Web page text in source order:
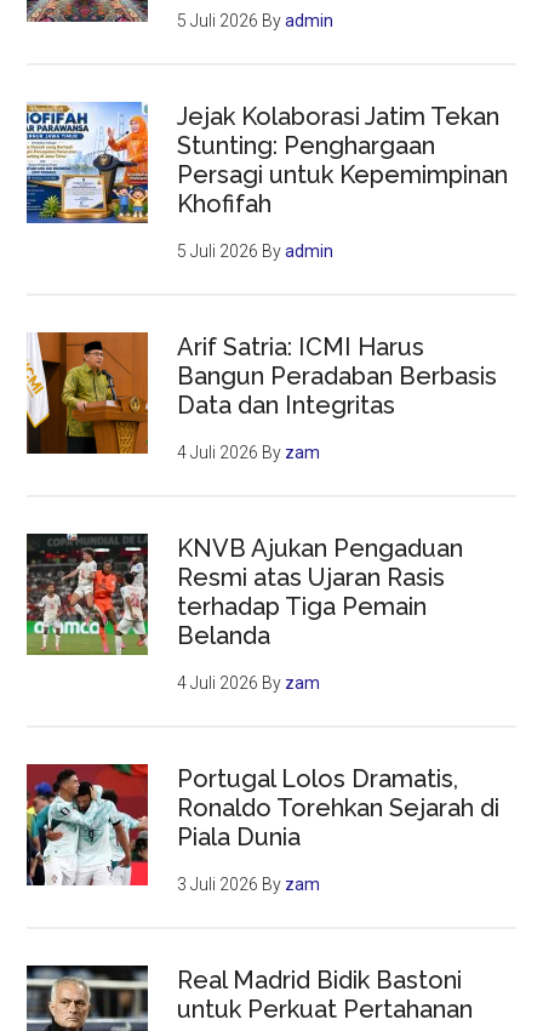
5 Juli 2026 Byadmin
Jejak Kolaborasi Jatim Tekan
Stunting: Penghargaan
Persagi untuk Kepemimpinan
Khofifah
5 Juli 2026 Byadmin
Arif Satria: ICMI Harus
Bangun Peradaban Berbasis
Data dan Integritas
4 Juli 2026 By zam
KNVB Ajukan Pengaduan
Resmi atas Ujaran Rasis
terhadap Tiga Pemain
Belanda
4 Juli 2026 By zam
Portugal Lolos Dramatis,
Ronaldo Torehkan Sejarah di
Piala Dunia
3 Juli 2026 By zam
Real Madrid Bidik Bastoni
untuk Perkuat Pertahanan